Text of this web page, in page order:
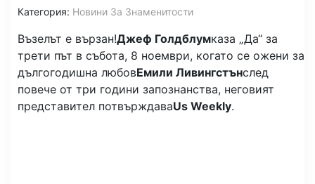
Категория: Новини За Знаменитости
Възелът е вързан!Джеф Голдблумказа „Да“ за
трети път в събота, 8 ноември, когато се ожени за
дългогодишна любовЕмили Ливингстънслед
повече от три години запознанства, неговият
представител потвърждаваUs Weekly.